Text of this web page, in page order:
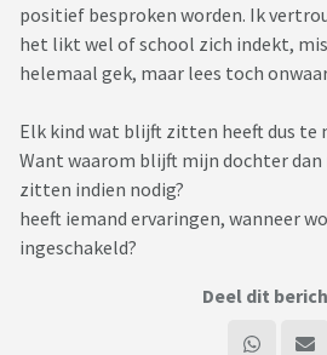
positief besproken worden. Ik
het likt wel of school zich indekt,
helemaal gek, maar lees toch
Elk kind wat blijft zitten heeft dus te
Want waarom blijft mijn dochter dan
zitten indien nodig?
heeft iemand ervaringen, wanneer
ingeschakeld?
Deel dit